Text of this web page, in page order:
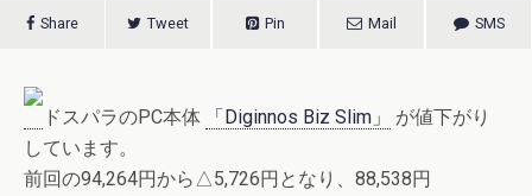
Share Tweet Pin Mail SMS
ドスパラのPC本体 「Diginnos Biz Slim」
が値下がり
しています。
前回の94,264円から△5,726円となり、88,538円